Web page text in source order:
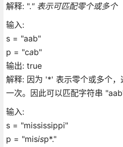
解释: "." 表示可匹配零个或多个
输入:
s = "aab"
p = "cab"
输出: true
解释: 因为 '*' 表示零个或多个
一次。因此可以匹配字符串 "aab"
输入:
s = "mississippi"
p = "misisp*."